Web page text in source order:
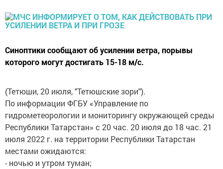
Синоптики сообщают об усилении ветра, порывы
которого могут достигать 15-18 м/с.
(Тетюши, 20 июля, "Тетюшские зори").
По информации ФГБУ «Управление по
гидрометеорологии и мониторингу окружающей среды
Республики Татарстан» с 20 час. 20 июля до 18 час. 21
июля 2022 г. на территории Республики Татарстан
местами ожидаются:
- ночью и утром туман;